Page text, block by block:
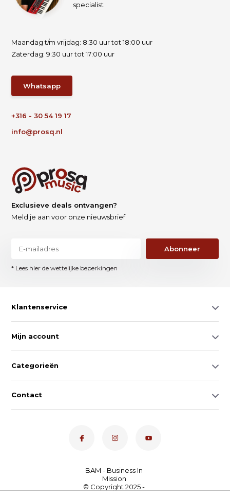
specialist
Maandag t/m vrijdag: 8:30 uur tot 18:00 uur
Zaterdag: 9:30 uur tot 17:00 uur
Whatsapp
+316 - 30 54 19 17
info@prosq.nl
Exclusieve deals ontvangen?
Meld je aan voor onze nieuwsbrief
Abonneer
* Lees hier de wettelijke beperkingen
Klantenservice
Mijn account
Categorieën
Contact